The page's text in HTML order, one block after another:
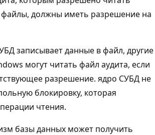
файлы, должны иметь разрешение на
записывает данные в файл, другие
могут читать файл аудита, если
разрешение. ядро СУБД не
блокировку, которая
чтения.
базы данных может получить